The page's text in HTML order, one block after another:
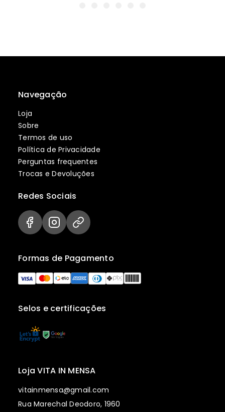
Navegação
Loja
Sobre
Termos de uso
Política de Privacidade
Perguntas frequentes
Trocas e Devoluções
Selos e certificações
Formas de Pagamento
Redes Sociais
Loja VITA IN MENSA
vitainmensa@gmail.com
Rua Marechal Deodoro, 1960